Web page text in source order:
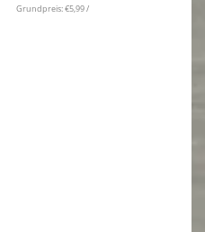
Grundpreis: €5,99 /